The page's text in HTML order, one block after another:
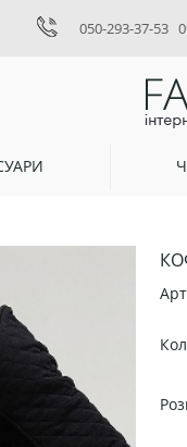
050-293-37-53